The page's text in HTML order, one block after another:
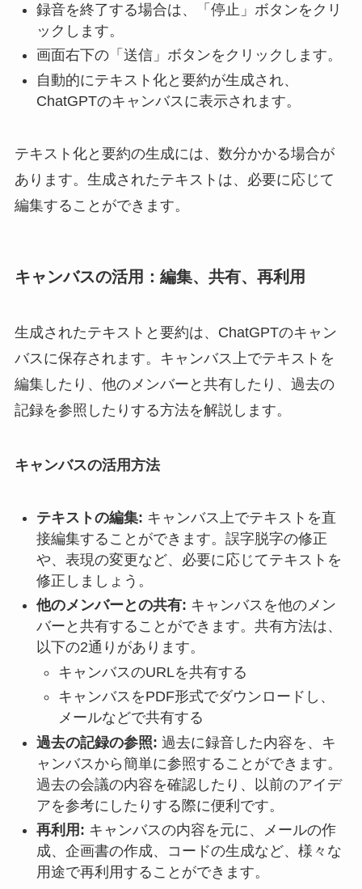
録音を終了する場合は、「停止」ボタンをクリ
ックします。
画面右下の「送信」ボタンをクリックします。
自動的にテキスト化と要約が生成され、
ChatGPTのキャンバスに表示されます。
テキスト化と要約の生成には、数分かかる場合が
あります。生成されたテキストは、必要に応じて
編集することができます。
キャンバスの活用：編集、共有、再利用
生成されたテキストと要約は、ChatGPTのキャン
バスに保存されます。キャンバス上でテキストを
編集したり、他のメンバーと共有したり、過去の
記録を参照したりする方法を解説します。
キャンバスの活用方法
テキストの編集: キャンバス上でテキストを直
接編集することができます。誤字脱字の修正
や、表現の変更など、必要に応じてテキストを
修正しましょう。
他のメンバーとの共有: キャンバスを他のメン
バーと共有することができます。共有方法は、
以下の2通りがあります。
キャンバスのURLを共有する
キャンバスをPDF形式でダウンロードし、
メールなどで共有する
過去の記録の参照: 過去に録音した内容を、キ
ャンバスから簡単に参照することができます。
過去の会議の内容を確認したり、以前のアイデ
アを参考にしたりする際に便利です。
再利用: キャンバスの内容を元に、メールの作
成、企画書の作成、コードの生成など、様々な
用途で再利用することができます。